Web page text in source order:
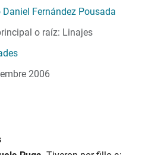
Fernández Pousada
o raíz: Linajes
2006